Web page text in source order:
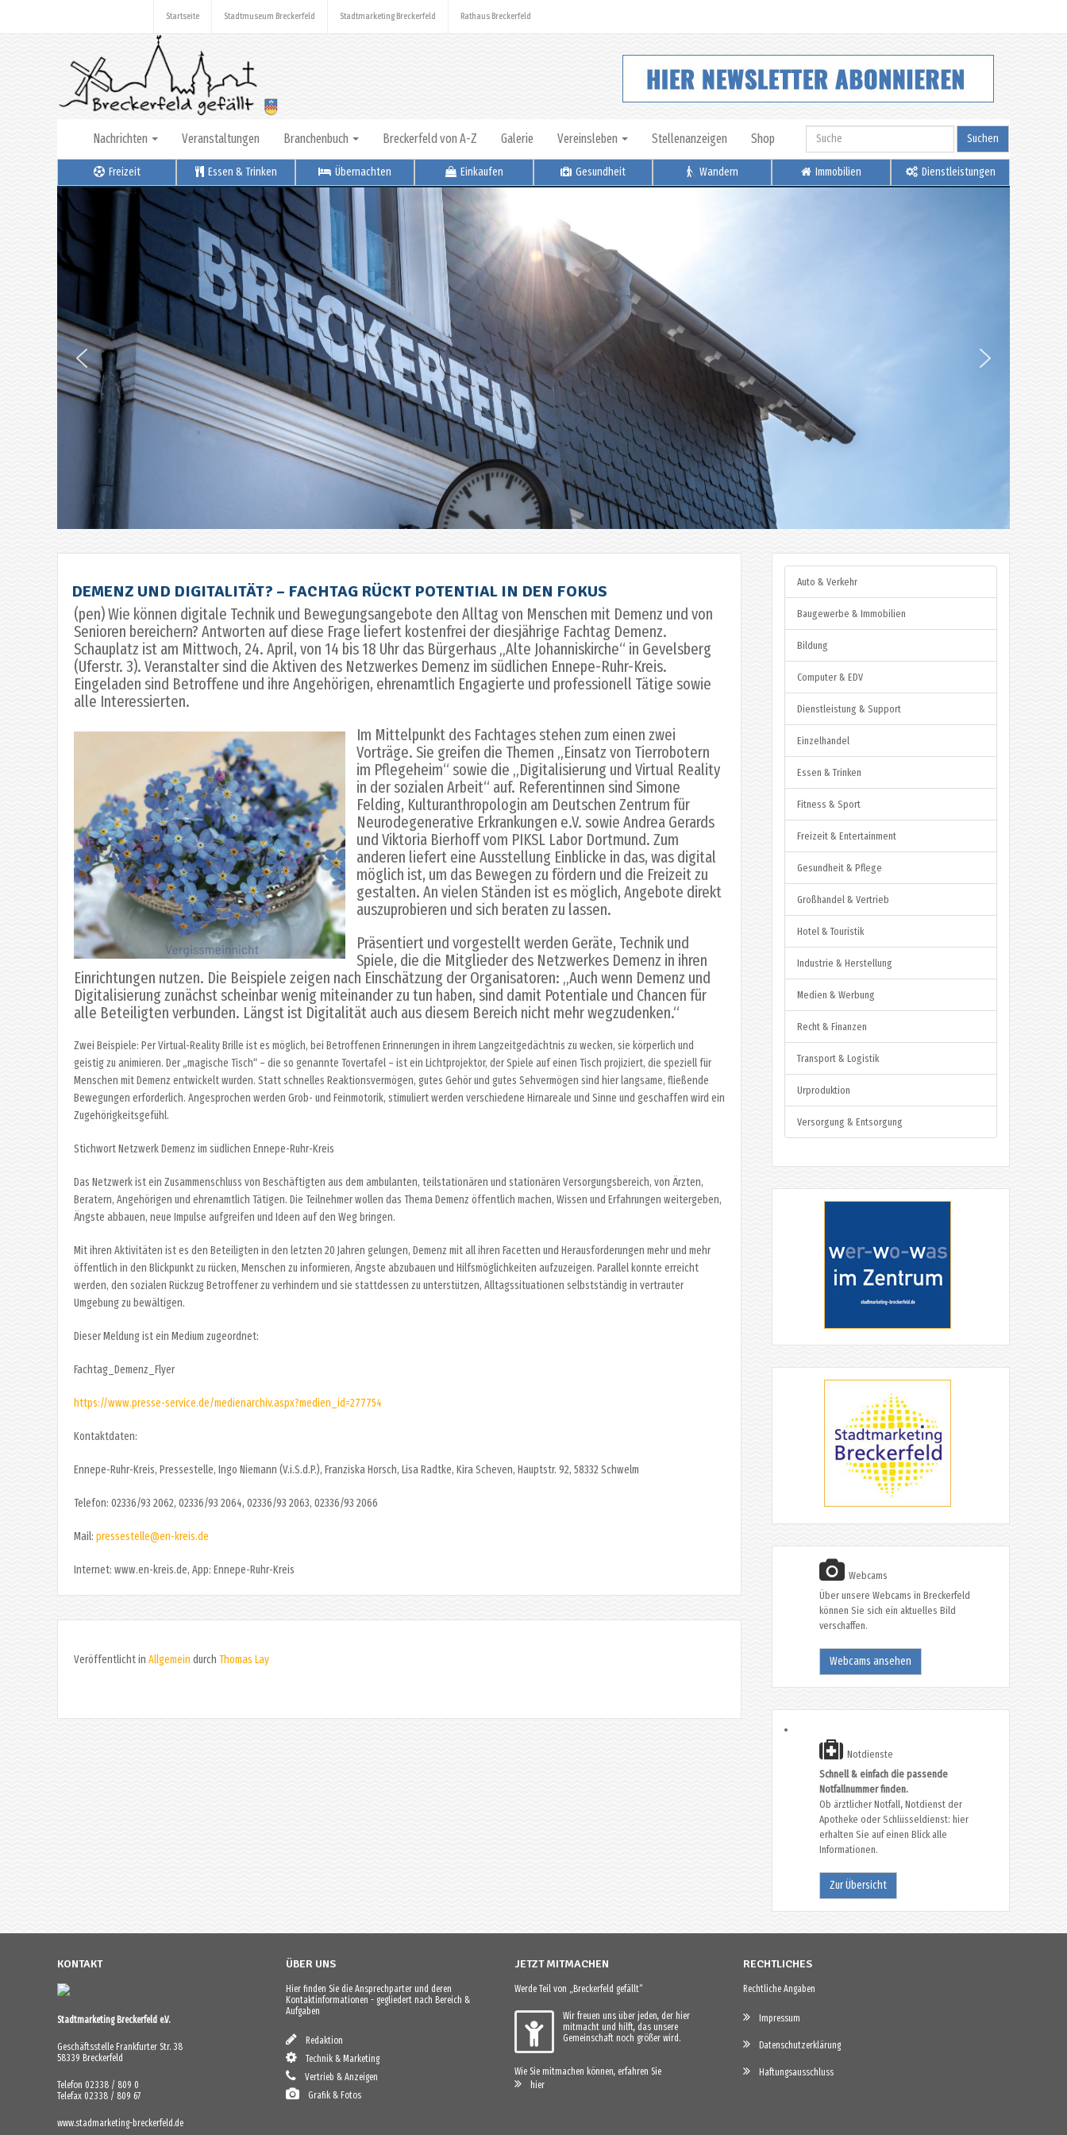
Startseite Stadtmuseum Breckerfeld Stadtmarketing Breckerfeld Rathaus Breckerfeld
Nachrichten Veranstaltungen Branchenbuch Breckerfeld von A-Z Galerie Vereinsleben Stellenanzeigen Shop Suchen
Freizeit Essen & Trinken Übernachten Einkaufen Gesundheit Wandern Immobilien Dienstleistungen
DEMENZ UND DIGITALITÄT? – FACHTAG RÜCKT POTENTIAL IN DEN FOKUS
(pen) Wie können digitale Technik und Bewegungsangebote den Alltag von Menschen mit Demenz und von
Senioren bereichern? Antworten auf diese Frage liefert kostenfrei der diesjährige Fachtag Demenz.
Schauplatz ist am Mittwoch, 24. April, von 14 bis 18 Uhr das Bürgerhaus „Alte Johanniskirche“ in Gevelsberg
(Uferstr. 3). Veranstalter sind die Aktiven des Netzwerkes Demenz im südlichen Ennepe-Ruhr-Kreis.
Eingeladen sind Betroffene und ihre Angehörigen, ehrenamtlich Engagierte und professionell Tätige sowie
alle Interessierten.
Im Mittelpunkt des Fachtages stehen zum einen zwei
Vorträge. Sie greifen die Themen „Einsatz von Tierrobotern
im Pflegeheim“ sowie die „Digitalisierung und Virtual Reality
in der sozialen Arbeit“ auf. Referentinnen sind Simone
Felding, Kulturanthropologin am Deutschen Zentrum für
Neurodegenerative Erkrankungen e.V. sowie Andrea Gerards
und Viktoria Bierhoff vom PIKSL Labor Dortmund. Zum
anderen liefert eine Ausstellung Einblicke in das, was digital
möglich ist, um das Bewegen zu fördern und die Freizeit zu
gestalten. An vielen Ständen ist es möglich, Angebote direkt
auszuprobieren und sich beraten zu lassen.
Präsentiert und vorgestellt werden Geräte, Technik und
Spiele, die die Mitglieder des Netzwerkes Demenz in ihren
Einrichtungen nutzen. Die Beispiele zeigen nach Einschätzung der Organisatoren: „Auch wenn Demenz und
Digitalisierung zunächst scheinbar wenig miteinander zu tun haben, sind damit Potentiale und Chancen für
alle Beteiligten verbunden. Längst ist Digitalität auch aus diesem Bereich nicht mehr wegzudenken.“
Zwei Beispiele: Per Virtual-Reality Brille ist es möglich, bei Betroffenen Erinnerungen in ihrem Langzeitgedächtnis zu wecken, sie körperlich und
geistig zu animieren. Der „magische Tisch“ – die so genannte Tovertafel – ist ein Lichtprojektor, der Spiele auf einen Tisch projiziert, die speziell für
Menschen mit Demenz entwickelt wurden. Statt schnelles Reaktionsvermögen, gutes Gehör und gutes Sehvermögen sind hier langsame, fließende
Bewegungen erforderlich. Angesprochen werden Grob- und Feinmotorik, stimuliert werden verschiedene Hirnareale und Sinne und geschaffen wird ein
Zugehörigkeitsgefühl.
Stichwort Netzwerk Demenz im südlichen Ennepe-Ruhr-Kreis
Das Netzwerk ist ein Zusammenschluss von Beschäftigten aus dem ambulanten, teilstationären und stationären Versorgungsbereich, von Ärzten,
Beratern, Angehörigen und ehrenamtlich Tätigen. Die Teilnehmer wollen das Thema Demenz öffentlich machen, Wissen und Erfahrungen weitergeben,
Ängste abbauen, neue Impulse aufgreifen und Ideen auf den Weg bringen.
Mit ihren Aktivitäten ist es den Beteiligten in den letzten 20 Jahren gelungen, Demenz mit all ihren Facetten und Herausforderungen mehr und mehr
öffentlich in den Blickpunkt zu rücken, Menschen zu informieren, Ängste abzubauen und Hilfsmöglichkeiten aufzuzeigen. Parallel konnte erreicht
werden, den sozialen Rückzug Betroffener zu verhindern und sie stattdessen zu unterstützen, Alltagssituationen selbstständig in vertrauter
Umgebung zu bewältigen.
Dieser Meldung ist ein Medium zugeordnet:
Fachtag_Demenz_Flyer
https://www.presse-service.de/medienarchiv.aspx?medien_id=277754
Kontaktdaten:
Ennepe-Ruhr-Kreis, Pressestelle, Ingo Niemann (V.i.S.d.P.), Franziska Horsch, Lisa Radtke, Kira Scheven, Hauptstr. 92, 58332 Schwelm
Telefon: 02336/93 2062, 02336/93 2064, 02336/93 2063, 02336/93 2066
Mail: pressestelle@en-kreis.de
Internet: www.en-kreis.de, App: Ennepe-Ruhr-Kreis
Veröffentlicht in Allgemein durch Thomas Lay
Auto & Verkehr
Baugewerbe & Immobilien
Bildung
Computer & EDV
Dienstleistung & Support
Einzelhandel
Essen & Trinken
Fitness & Sport
Freizeit & Entertainment
Gesundheit & Pflege
Großhandel & Vertrieb
Hotel & Touristik
Industrie & Herstellung
Medien & Werbung
Recht & Finanzen
Transport & Logistik
Urproduktion
Versorgung & Entsorgung
Webcams
Über unsere Webcams in Breckerfeld
können Sie sich ein aktuelles Bild
verschaffen.
Webcams ansehen
Notdienste
Schnell & einfach die passende
Notfallnummer finden.
Ob ärztlicher Notfall, Notdienst der
Apotheke oder Schlüsseldienst: hier
erhalten Sie auf einen Blick alle
Informationen.
Zur Übersicht
KONTAKT
Stadtmarketing Breckerfeld e.V.
Geschäftsstelle Frankfurter Str. 38
58339 Breckerfeld
Telefon 02338 / 809 0
Telefax 02338 / 809 67
www.stadmarketing-breckerfeld.de
ÜBER UNS
Hier finden Sie die Ansprechparter und deren
Kontaktinformationen - gegliedert nach Bereich &
Aufgaben
Redaktion
Technik & Marketing
Vertrieb & Anzeigen
Grafik & Fotos
JETZT MITMACHEN
Werde Teil von „Breckerfeld gefällt“
Wir freuen uns über jeden, der hier
mitmacht und hilft, das unsere
Gemeinschaft noch größer wird.
Wie Sie mitmachen können, erfahren Sie
hier
RECHTLICHES
Rechtliche Angaben
Impressum
Datenschutzerklärung
Haftungsausschluss